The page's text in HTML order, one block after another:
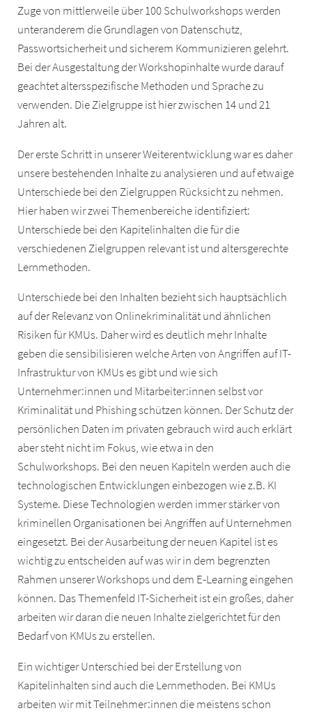
Zuge von mittlerweile über 100 Schulworkshops werden
unteranderem die Grundlagen von Datenschutz,
Passwortsicherheit und sicherem Kommunizieren gelehrt.
Bei der Ausgestaltung der Workshopinhalte wurde darauf
geachtet altersspezifische Methoden und Sprache zu
verwenden. Die Zielgruppe ist hier zwischen 14 und 21
Jahren alt.
Der erste Schritt in unserer Weiterentwicklung war es daher
unsere bestehenden Inhalte zu analysieren und auf etwaige
Unterschiede bei den Zielgruppen Rücksicht zu nehmen.
Hier haben wir zwei Themenbereiche identifiziert:
Unterschiede bei den Kapitelinhalten die für die
verschiedenen Zielgruppen relevant ist und altersgerechte
Lernmethoden.
Unterschiede bei den Inhalten bezieht sich hauptsächlich
auf der Relevanz von Onlinekriminalität und ähnlichen
Risiken für KMUs. Daher wird es deutlich mehr Inhalte
geben die sensibilisieren welche Arten von Angriffen auf IT-
Infrastruktur von KMUs es gibt und wie sich
Unternehmer:innen und Mitarbeiter:innen selbst vor
Kriminalität und Phishing schützen können. Der Schutz der
persönlichen Daten im privaten gebrauch wird auch erklärt
aber steht nicht im Fokus, wie etwa in den
Schulworkshops. Bei den neuen Kapiteln werden auch die
technologischen Entwicklungen einbezogen wie z.B. KI
Systeme. Diese Technologien werden immer stärker von
kriminellen Organisationen bei Angriffen auf Unternehmen
eingesetzt. Bei der Ausarbeitung der neuen Kapitel ist es
wichtig zu entscheiden auf was wir in dem begrenzten
Rahmen unserer Workshops und dem E-Learning eingehen
können. Das Themenfeld IT-Sicherheit ist ein großes, daher
arbeiten wir daran die neuen Inhalte zielgerichtet für den
Bedarf von KMUs zu erstellen.
Ein wichtiger Unterschied bei der Erstellung von
Kapitelinhalten sind auch die Lernmethoden. Bei KMUs
arbeiten wir mit Teilnehmer:innen die meistens schon